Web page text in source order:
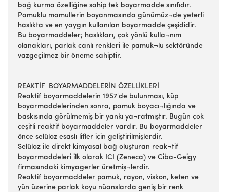
bağ kurma özelliğine sahip tek boyarmadde sınıfıdır.
Pamuklu mamullerin boyanmasında günümüz¬de yeterli
haslıkta ve en yaygın kullanılan boyarmadde çeşididir.
Bu boyarmaddeler; haslıkları, çok yönlü kulla¬nım
olanakları, parlak canlı renkleri ile pamuk¬lu sektöründe
vazgeçilmez bir öneme sahiptir.
REAKTİF BOYARMADDELERİN ÖZELLİKLERİ
Reaktif boyarmaddelerin 1957'de bulunması, küp
boyarmaddelerinden sonra, pamuk boyacı¬lığında ve
baskısında görülmemiş bir yankı ya¬ratmıştır. Bugün çok
çeşitli reaktif boyarmaddeler vardır. Bu boyarmaddeler
önce selüloz esaslı lifler için geliştirilmişlerdir.
Selüloz ile direkt kimyasal bağ oluşturan reak¬tif
boyarmaddeleri ilk olarak ICI (Zeneca) ve Ciba-Geigy
firmasındaki kimyagerler üretmiş¬lerdir.
Reaktif boyarmaddeler pamuk, rayon, viskon, keten ve
yün üzerine parlak koyu nüanslarda geniş bir renk